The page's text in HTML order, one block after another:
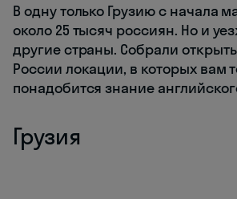
В одну только Грузию с начала
около 25 тысяч россиян. Но и
другие страны. Собрали
России локации, в которых вам
понадобится знание
Грузия